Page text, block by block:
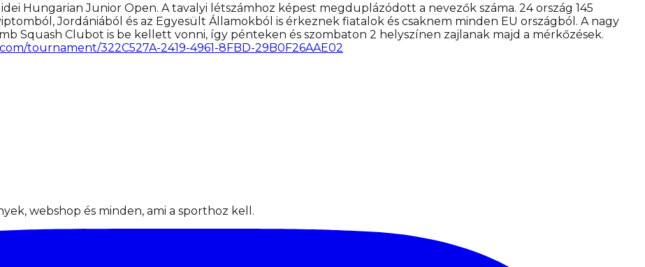
Hungarian Junior Open. A tavalyi létszámhoz képest megduplázódott a nevezők száma. 24 ország 145
Jordániából és az Egyesült Államokból is érkeznek fiatalok és csaknem minden EU országból. A nagy
Squash Clubot is be kellett vonni, így pénteken és szombaton 2 helyszínen zajlanak majd a mérkőzések.
tournament/322C527A-2419-4961-8FBD-29B0F26AAE02
webshop és minden, ami a sporthoz kell.